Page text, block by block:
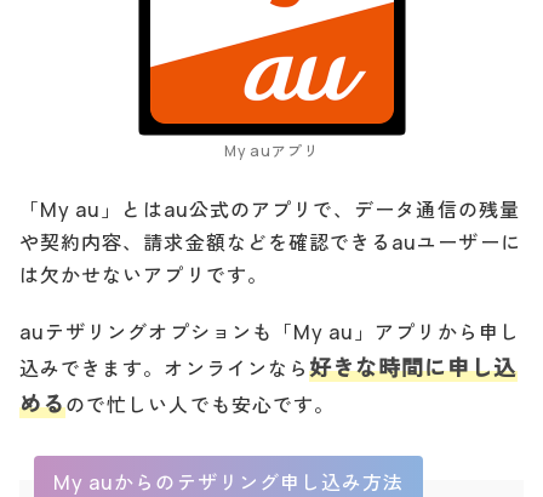
My auアプリ
「My au」とはau公式のアプリで、データ通信の残量
や契約内容、請求金額などを確認できるauユーザーに
は欠かせないアプリです。
auテザリングオプションも「My au」アプリから申し
込みできます。オンラインなら好きな時間に申し込
めるので忙しい人でも安心です。
My auからのテザリング申し込み方法